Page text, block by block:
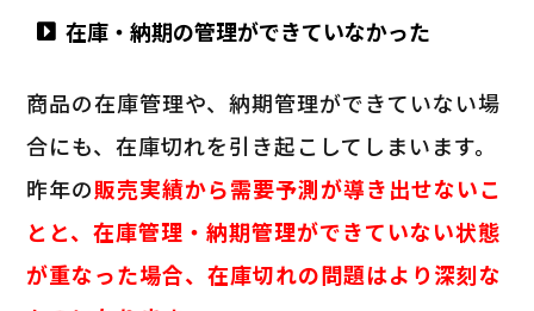
在庫・納期の管理ができていなかった
商品の在庫管理や、納期管理ができていない場
合にも、在庫切れを引き起こしてしまいます。
昨年の販売実績から需要予測が導き出せないこ
とと、在庫管理・納期管理ができていない状態
が重なった場合、在庫切れの問題はより深刻な